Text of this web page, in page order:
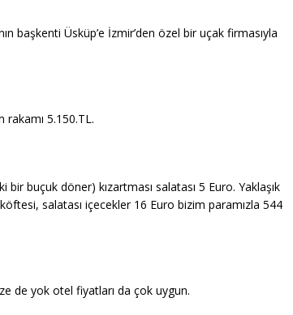
başkenti Üsküp’e İzmir’den özel bir uçak firmasıyla
5.150.TL.
buçuk döner) kızartması salatası 5 Euro. Yaklaşık
salatası içecekler 16 Euro bizim paramızla 544
de yok otel fiyatları da çok uygun.